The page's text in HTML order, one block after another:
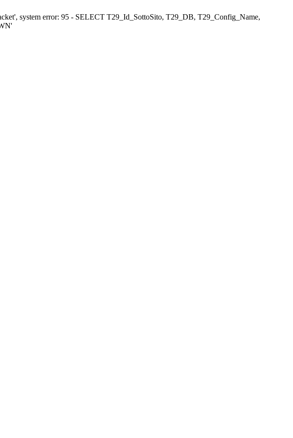
system error: 95 - SELECT T29_Id_SottoSito, T29_DB, T29_Config_Name,